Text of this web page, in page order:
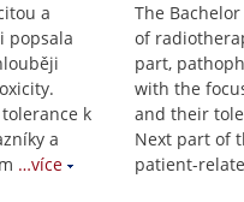
a
popsala
k
a
…více
The
of
part,
with the
and their
Next part of
patient-